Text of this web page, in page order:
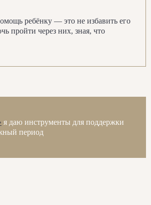
ребёнку — это не избавить его
пройти через них, зная, что
я даю инструменты для поддержки
период